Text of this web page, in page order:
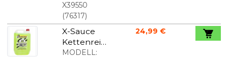
-Adapter
X39550
(76317)
X-Sauce
Kettenreini
ger 5L
MODELL:
24,99 €